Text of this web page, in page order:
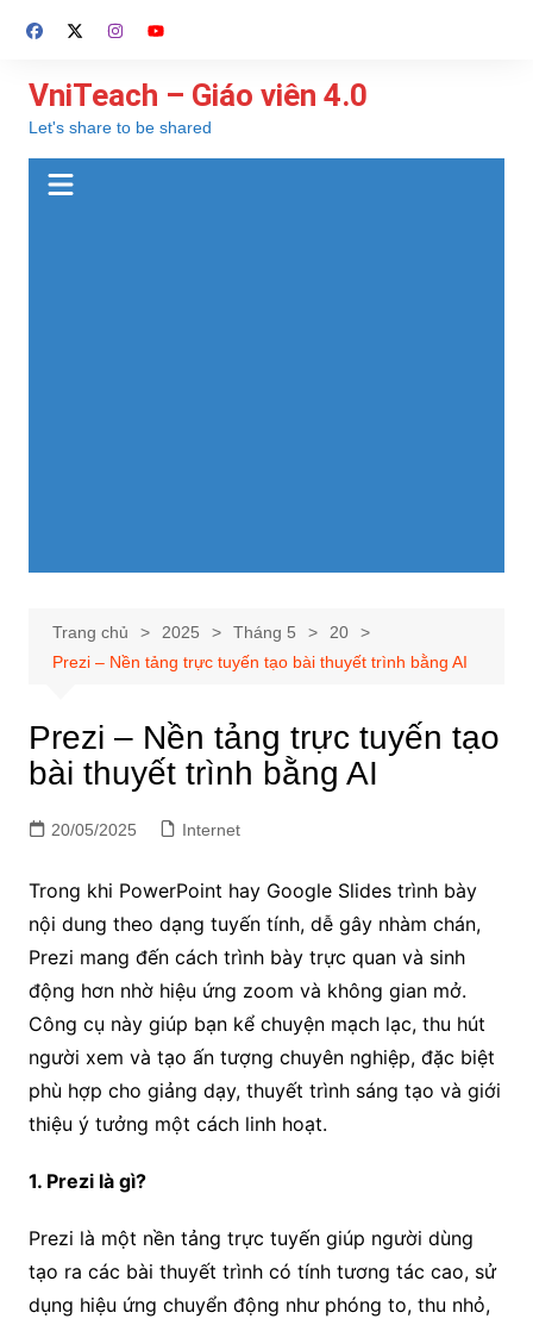
đến
dung
VniTeach – Giáo viên 4.0
Let's share to be shared
Trang chủ 2025 Tháng 5
20
Prezi – Nền tảng trực tuyến tạo bài thuyết trình bằng AI
Prezi – Nền tảng trực tuyến tạo
bài thuyết trình bằng AI
20/05/2025 Internet
Trong khi PowerPoint hay Google Slides trình bày
nội dung theo dạng tuyến tính, dễ gây nhàm chán,
Prezi mang đến cách trình bày trực quan và sinh
động hơn nhờ hiệu ứng zoom và không gian mở.
Công cụ này giúp bạn kể chuyện mạch lạc, thu hút
người xem và tạo ấn tượng chuyên nghiệp, đặc biệt
phù hợp cho giảng dạy, thuyết trình sáng tạo và giới
thiệu ý tưởng một cách linh hoạt.
1. Prezi là gì?
Prezi là một nền tảng trực tuyến giúp người dùng
tạo ra các bài thuyết trình có tính tương tác cao, sử
dụng hiệu ứng chuyển động như phóng to, thu nhỏ,